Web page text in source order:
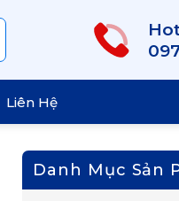
Liên Hệ
Danh Mục Sản